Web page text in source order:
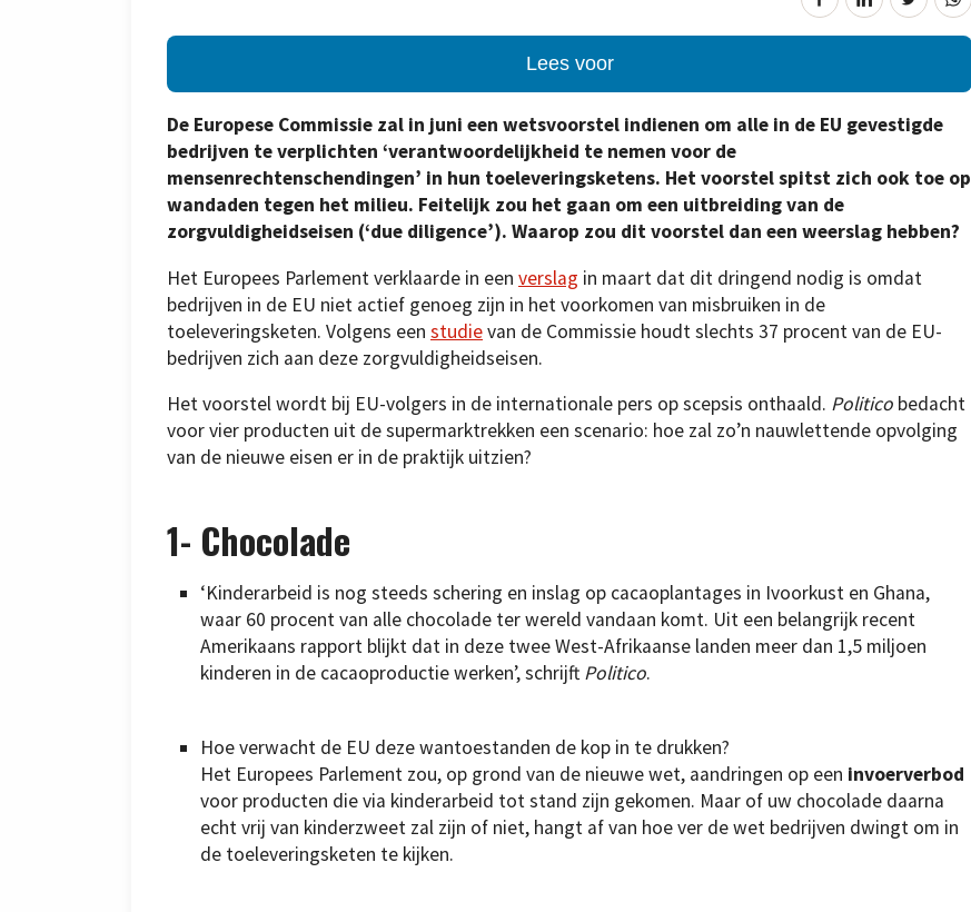
Lees voor
De Europese Commissie zal in juni een wetsvoorstel indienen om alle in de EU gevestigde
bedrijven te verplichten ‘verantwoordelijkheid te nemen voor de
mensenrechtenschendingen’ in hun toeleveringsketens. Het voorstel spitst zich ook toe op
wandaden tegen het milieu. Feitelijk zou het gaan om een uitbreiding van de
zorgvuldigheidseisen (‘due diligence’). Waarop zou dit voorstel dan een weerslag hebben?
Het Europees Parlement verklaarde in een verslag in maart dat dit dringend nodig is omdat
bedrijven in de EU niet actief genoeg zijn in het voorkomen van misbruiken in de
toeleveringsketen. Volgens een studievan de Commissie houdt slechts 37 procent van de EU-
bedrijven zich aan deze zorgvuldigheidseisen.
Het voorstel wordt bij EU-volgers in de internationale pers op scepsis onthaald. Politico bedacht
voor vier producten uit de supermarktrekken een scenario: hoe zal zo’n nauwlettende opvolging
van de nieuwe eisen er in de praktijk uitzien?
1- Chocolade
‘Kinderarbeid is nog steeds schering en inslag op cacaoplantages in Ivoorkust en Ghana,
waar 60 procent van alle chocolade ter wereld vandaan komt. Uit een belangrijk recent
Amerikaans rapport blijkt dat in deze twee West-Afrikaanse landen meer dan 1,5 miljoen
kinderen in de cacaoproductie werken’, schrijft Politico.
Hoe verwacht de EU deze wantoestanden de kop in te drukken?
Het Europees Parlement zou, op grond van de nieuwe wet, aandringen op een invoerverbod
voor producten die via kinderarbeid tot stand zijn gekomen. Maar of uw chocolade daarna
echt vrij van kinderzweet zal zijn of niet, hangt af van hoe ver de wet bedrijven dwingt om in
de toeleveringsketen te kijken.